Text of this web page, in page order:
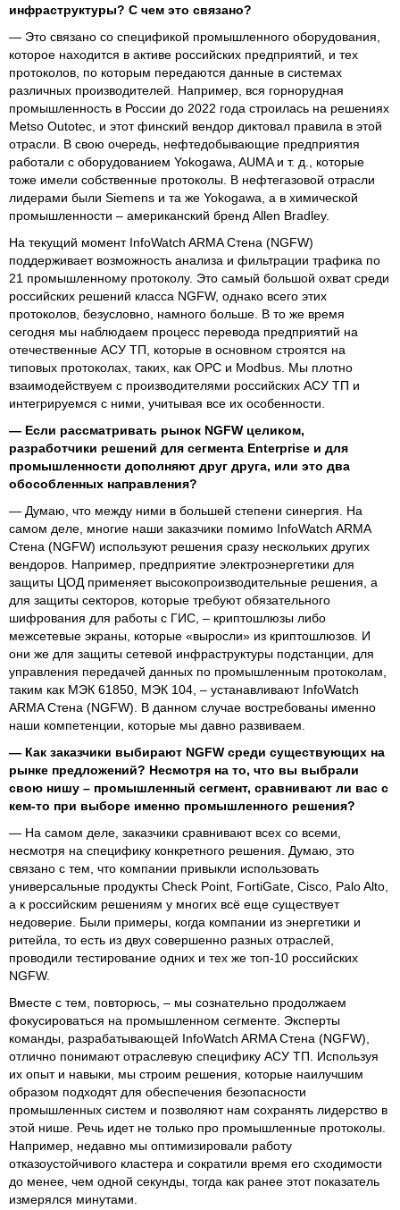
инфраструктуры? С чем это связано?
— Это связано со спецификой промышленного оборудования,
которое находится в активе российских предприятий, и тех
протоколов, по которым передаются данные в системах
различных производителей. Например, вся горнорудная
промышленность в России до 2022 года строилась на решениях
Metso Outotec, и этот финский вендор диктовал правила в этой
отрасли. В свою очередь, нефтедобывающие предприятия
работали с оборудованием Yokogawa, AUMA и т. д., которые
тоже имели собственные протоколы. В нефтегазовой отрасли
лидерами были Siemens и та же Yokogawa, а в химической
промышленности – американский бренд Allen Bradley.
На текущий момент InfoWatch ARMA Стена (NGFW)
поддерживает возможность анализа и фильтрации трафика по
21 промышленному протоколу. Это самый большой охват среди
российских решений класса NGFW, однако всего этих
протоколов, безусловно, намного больше. В то же время
сегодня мы наблюдаем процесс перевода предприятий на
отечественные АСУ ТП, которые в основном строятся на
типовых протоколах, таких, как OPC и Modbus. Мы плотно
взаимодействуем с производителями российских АСУ ТП и
интегрируемся с ними, учитывая все их особенности.
— Если рассматривать рынок NGFW целиком,
разработчики решений для сегмента Enterprise и для
промышленности дополняют друг друга, или это два
обособленных направления?
— Думаю, что между ними в большей степени синергия. На
самом деле, многие наши заказчики помимо InfoWatch ARMA
Стена (NGFW) используют решения сразу нескольких других
вендоров. Например, предприятие электроэнергетики для
защиты ЦОД применяет высокопроизводительные решения, а
для защиты секторов, которые требуют обязательного
шифрования для работы с ГИС, – криптошлюзы либо
межсетевые экраны, которые «выросли» из криптошлюзов. И
они же для защиты сетевой инфраструктуры подстанции, для
управления передачей данных по промышленным протоколам,
таким как МЭК 61850, МЭК 104, – устанавливают InfoWatch
ARMA Стена (NGFW). В данном случае востребованы именно
наши компетенции, которые мы давно развиваем.
— Как заказчики выбирают NGFW среди существующих на
рынке предложений? Несмотря на то, что вы выбрали
свою нишу – промышленный сегмент, сравнивают ли вас с
кем-то при выборе именно промышленного решения?
— На самом деле, заказчики сравнивают всех со всеми,
несмотря на специфику конкретного решения. Думаю, это
связано с тем, что компании привыкли использовать
универсальные продукты Check Point, FortiGate, Cisco, Palo Alto,
а к российским решениям у многих всё еще существует
недоверие. Были примеры, когда компании из энергетики и
ритейла, то есть из двух совершенно разных отраслей,
проводили тестирование одних и тех же топ-10 российских
NGFW.
Вместе с тем, повторюсь, – мы сознательно продолжаем
фокусироваться на промышленном сегменте. Эксперты
команды, разрабатывающей InfoWatch ARMA Стена (NGFW),
отлично понимают отраслевую специфику АСУ ТП. Используя
их опыт и навыки, мы строим решения, которые наилучшим
образом подходят для обеспечения безопасности
промышленных систем и позволяют нам сохранять лидерство в
этой нише. Речь идет не только про промышленные протоколы.
Например, недавно мы оптимизировали работу
отказоустойчивого кластера и сократили время его сходимости
до менее, чем одной секунды, тогда как ранее этот показатель
измерялся минутами.